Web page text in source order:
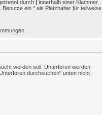
durch | innerhalb einer Klammer,
ein * als Platzhalter für teilweise
werden soll. Unterforen werden
durchsuchen“ unten nicht